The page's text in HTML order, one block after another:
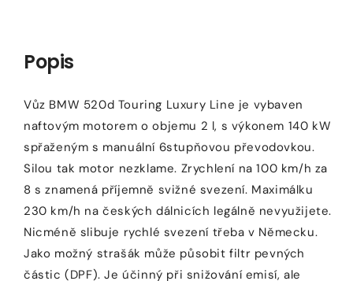
Popis
Vůz BMW 520d Touring Luxury Line je vybaven
naftovým motorem o objemu 2 l, s výkonem 140 kW
spřaženým s manuální 6stupňovou převodovkou.
Silou tak motor nezklame. Zrychlení na 100 km/h za
8 s znamená příjemně svižné svezení. Maximálku
230 km/h na českých dálnicích legálně nevyužijete.
Nicméně slibuje rychlé svezení třeba v Německu.
Jako možný strašák může působit filtr pevných
částic (DPF). Je účinný při snižování emisí, ale